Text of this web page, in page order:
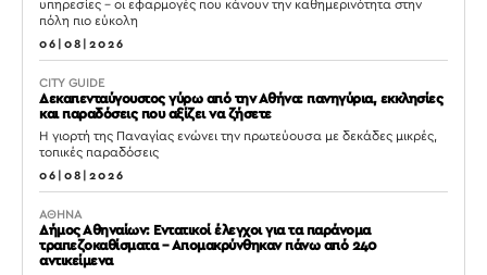
υπηρεσίες – οι εφαρμογές που κάνουν την καθημερινότητα στην
πόλη πιο εύκολη
06|08|2026
CITY GUIDE
Δεκαπενταύγουστος γύρω από την Αθήνα: πανηγύρια, εκκλησίες
και παραδόσεις που αξίζει να ζήσετε
Η γιορτή της Παναγίας ενώνει την πρωτεύουσα με δεκάδες μικρές,
τοπικές παραδόσεις
06|08|2026
ΑΘΗΝΑ
Δήμος Αθηναίων: Εντατικοί έλεγχοι για τα παράνομα
τραπεζοκαθίσματα – Απομακρύνθηκαν πάνω από 240
αντικείμενα